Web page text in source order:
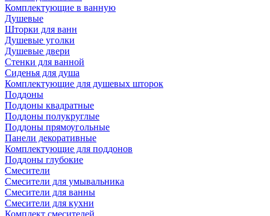
Комплектующие в ванную
Душевые
Шторки для ванн
Душевые уголки
Душевые двери
Стенки для ванной
Сиденья для душа
Комплектующие для душевых шторок
Поддоны
Поддоны квадратные
Поддоны полукруглые
Поддоны прямоугольные
Панели декоративные
Комплектующие для поддонов
Поддоны глубокие
Смесители
Смесители для умывальника
Смесители для ванны
Смесители для кухни
Комплект смесителей